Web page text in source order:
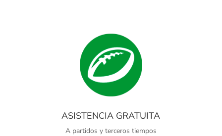
ASISTENCIA GRATUITA
A partidos y terceros tiempos